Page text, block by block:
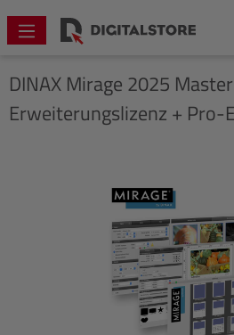
springen
DINAX Mirage 2025
Erweiterungslizenz +
Bildergalerie überspringen